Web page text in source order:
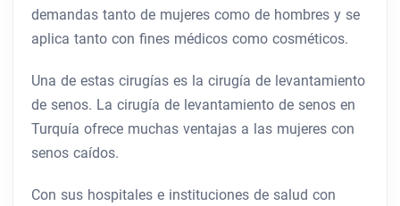
demandas tanto de mujeres como de hombres y se
aplica tanto con fines médicos como cosméticos.
Una de estas cirugías es la cirugía de levantamiento
de senos. La cirugía de levantamiento de senos en
Turquía ofrece muchas ventajas a las mujeres con
senos caídos.
Con sus hospitales e instituciones de salud con